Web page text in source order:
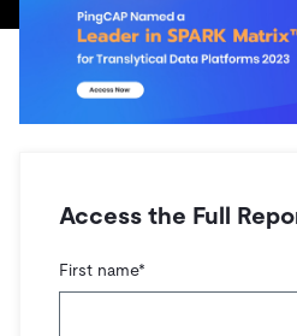
エコシステム
Integrations
TiSpark
ユースケース
運用インテリジェンスの活用
MySQLワークロードの近代
イベント
Discord Community
Trust Hub
お客様のデータの機密性、可用
ます。
会社概要
キャリア
TiDB Cloud
開発者ガイド
Access the Full
First name*